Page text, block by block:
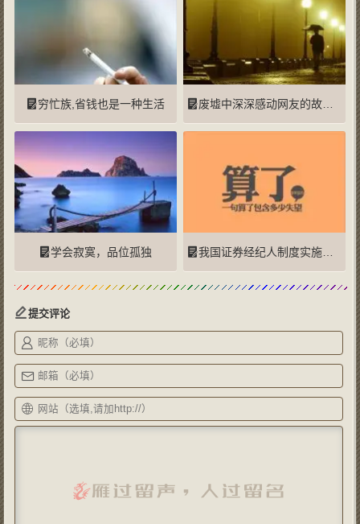
提交评论
穷忙族,省钱也是一种生活 废墟中深深感动网友的故事——抗震救灾感人故事集合（不断更新）
学会寂寞，品位孤独 我国证券经纪人制度实施研究